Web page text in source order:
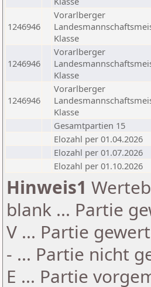
1246946
Vorarlberger
Klasse
1246946
Vorarlberger
Klasse
1246946
Vorarlberger
Klasse
Gesamtpartien 15
Elozahl per 01.04.2026
Elozahl per 01.07.2026
Elozahl per 01.10.2026
Hinweis1
blank ... Partie
V ... Partie
- ... Partie nicht
E ... Partie